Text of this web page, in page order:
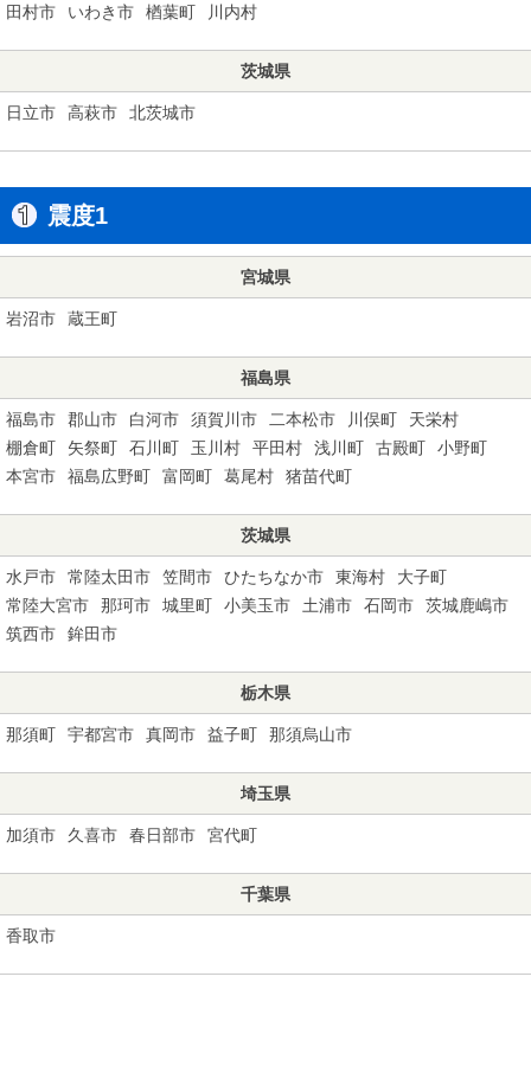
田村市 いわき市 楢葉町 川内村
茨城県
日立市 高萩市 北茨城市
震度1
宮城県
岩沼市 蔵王町
福島県
福島市 郡山市 白河市 須賀川市 二本松市 川俣町
天栄村
棚倉町
矢祭町 石川町 玉川村 平田村 浅川町 古殿町
小野町
本宮市
福島広野町 富岡町 葛尾村 猪苗代町
茨城県
水戸市 常陸太田市 笠間市 ひたちなか市 東海村
大子町
常陸大宮市
那珂市 城里町 小美玉市 土浦市 石岡市
茨城鹿嶋市
筑西市
鉾田市
栃木県
那須町 宇都宮市 真岡市 益子町 那須烏山市
埼玉県
加須市 久喜市 春日部市 宮代町
千葉県
香取市